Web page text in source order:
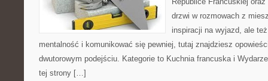
drzwi w rozmowach z
inspiracji na wyjazd, ale
mentalność i komunikować się pewniej, tutaj znajdziesz
dwutorowym podejściu. Kategorie to Kuchnia francuska i
tej strony […]